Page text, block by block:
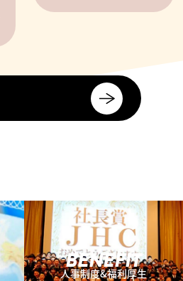
BENEFIT
人事制度&福利厚生